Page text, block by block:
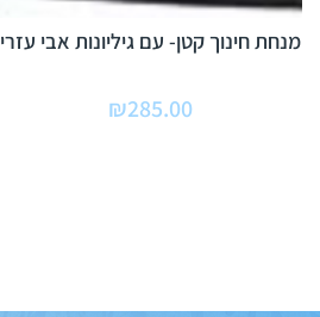
מנחת חינוך קטן- עם גיליונות אבי עזרי
₪285.00